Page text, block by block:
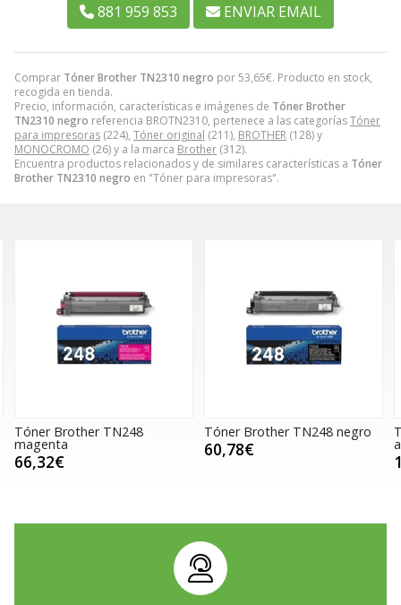
Comprar Tóner Brother TN2310 negro por53,65€. Producto en stock,
recogida en tienda.
Precio, información, características e imágenes de Tóner Brother
TN2310 negro referencia BROTN2310, pertenece a las categoríasTóner
para impresoras (224), Tóner original (211), BROTHER (128) y
MONOCROMO (26) y a la marca Brother (312).
Encuentra productos relacionados y de similares características a Tóner
Brother TN2310 negro en "Tóner para impresoras".
881 959 853 ENVIAR EMAIL
TN248 Tóner Brother TN248 negro Tóner
amarillo